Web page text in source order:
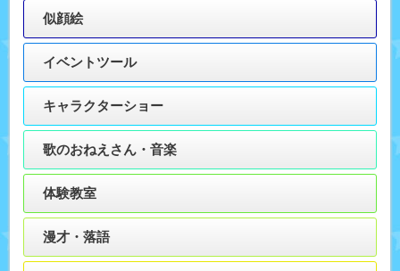
似顔絵
イベントツール
キャラクターショー
歌のおねえさん・音楽
体験教室
漫才・落語